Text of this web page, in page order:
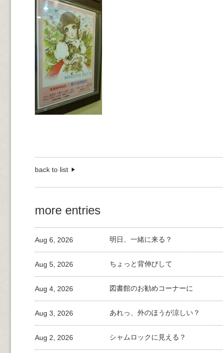
back to list
more entries
明日、一緒に来る？
Aug 6, 2026
ちょっと背伸びして
Aug 5, 2026
図書館のお勧めコーナーに
Aug 4, 2026
あれっ、外のほうが涼しい？
Aug 3, 2026
シャムロックに見える？
Aug 2, 2026